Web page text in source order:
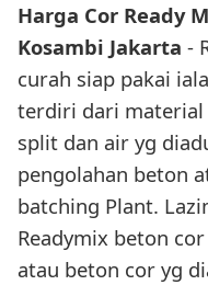
Harga Cor Ready
Kosambi Jakarta -
curah siap pakai
terdiri dari material
split dan air yg
pengolahan beton
batching Plant.
Readymix beton
atau beton cor yg